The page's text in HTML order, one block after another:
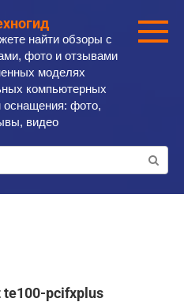
найти обзоры с
фото и отзывами
моделях
компьютерных
оснащения: фото,
видео
te100-pcifxplus